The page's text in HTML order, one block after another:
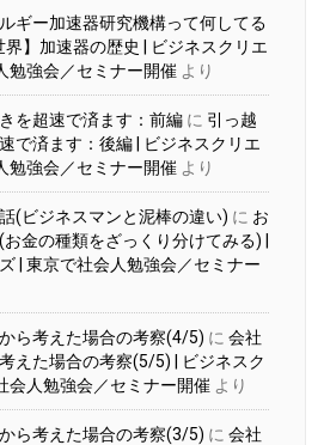
ギー加速器研究機構って何してる
界】加速器の歴史 | ビジネスクリエ
勉強会／セミナー開催 より
を超速で済ます：前編 に 引っ越
で済ます：後編 | ビジネスクリエ
勉強会／セミナー開催 より
(ビジネスマンと泥棒の違い) に お
金の種類をざっくり分けてみる) |
| 東京で社会人勉強会／セミナー
ら考えた場合の考察(4/5) に 会社
えた場合の考察(5/5) | ビジネスク
会人勉強会／セミナー開催 より
ら考えた場合の考察(3/5) に 会社